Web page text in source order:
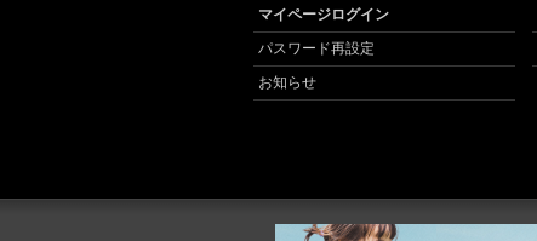
マイページログイン
パスワード再設定
お知らせ